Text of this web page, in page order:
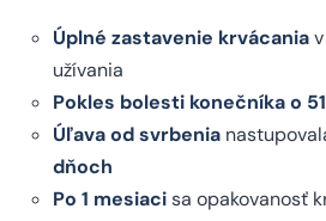
Úplné zastavenie krvácania
užívania
Pokles bolesti konečníka o
Úľava od svrbenia
dňoch
Po 1 mesiacisa opakovanosť